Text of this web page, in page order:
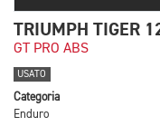
TRIUMPH TIGER
GT PRO ABS
USATO
Categoria
Enduro